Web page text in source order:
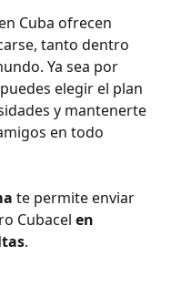
Cuba ofrecen
tanto dentro
Ya sea por
elegir el plan
y mantenerte
en todo
te permite enviar
Cubacel en
.